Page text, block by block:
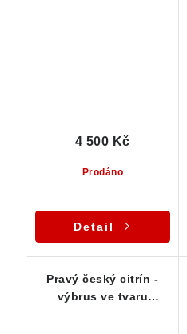
Prodáno
4 500 Kč
Detail
Pravý český citrín -
výbrus ve tvaru